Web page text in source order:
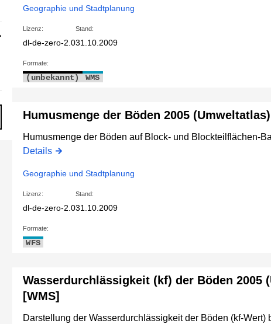
Geographie und Stadtplanung
Lizenz:
dl-de-zero-2.0
Stand:
31.10.2009
Formate:
(unbekannt) WMS
Humusmenge der Böden 2005
Humusmenge der Böden auf Block- und Blockteilflächen-
Details
Geographie und Stadtplanung
Lizenz:
dl-de-zero-2.0
Stand:
31.10.2009
Formate:
WFS
Wasserdurchlässigkeit (kf) der Böden 2005
[WMS]
Darstellung der Wasserdurchlässigkeit der Böden (kf-Wert)